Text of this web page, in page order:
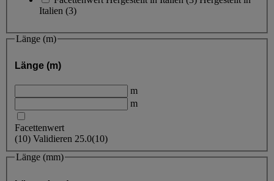
Italien (3)
Länge (m)
Länge (m)
m
m
Facettenwert
(10) Validieren 25.0(10)
Länge (mm)